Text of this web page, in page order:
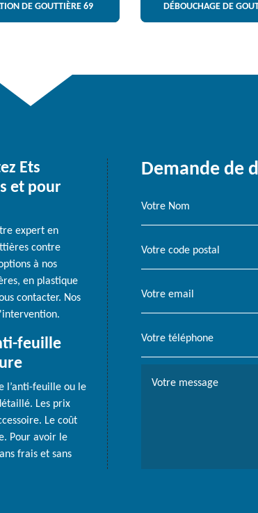
DE GOUTTIÈRE 69 DÉBOUCHAGE DE
Ets
et pour
expert en
contre
à nos
en plastique
contacter. Nos
feuille
l’anti-feuille ou le
Les prix
Le coût
Pour avoir le
frais et sans
Demande de